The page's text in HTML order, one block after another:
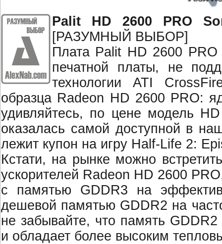
Palit HD 2600 PRO
[РАЗУМНЫЙ ВЫБОР]
Плата Palit HD 2600
печатной платы, не
технологии ATI
образца Radeon HD 2600 PRO:
удивляйтесь, по цене модель
оказалась самой доступной в
лежит купон на игру Half-Life 2:
Кстати, на рынке можно
ускорителей Radeon HD 2600
с памятью GDDR3 на
дешевой памятью GDDR2 на
не забывайте, что память
и обладает более высоким